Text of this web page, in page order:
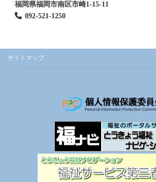
福岡県福岡市南区市崎1-15-11
092-521-1250
サイトマップ